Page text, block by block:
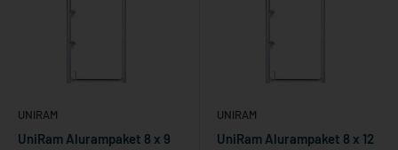
UNIRAM
UniRam Alurampaket 8 x 9
UNIRAM
UniRam Alurampaket 8 x 12